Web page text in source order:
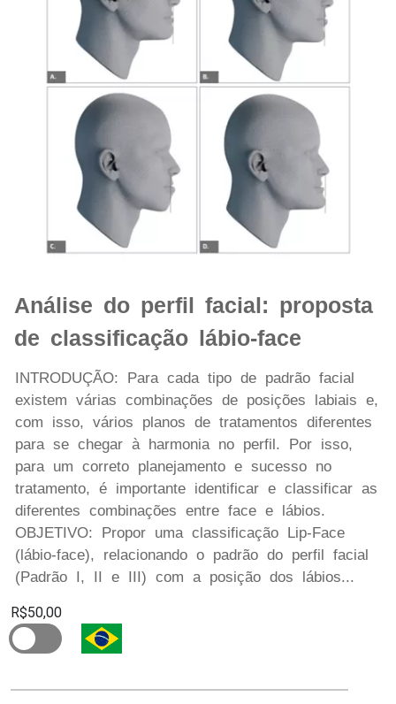
Análise do perfil facial: proposta
de classificação lábio-face
INTRODUÇÃO: Para cada tipo de padrão facial
existem várias combinações de posições labiais e,
com isso, vários planos de tratamentos diferentes
para se chegar à harmonia no perfil. Por isso,
para um correto planejamento e sucesso no
tratamento, é importante identificar e classificar as
diferentes combinações entre face e lábios.
OBJETIVO: Propor uma classificação Lip-Face
(lábio-face), relacionando o padrão do perfil facial
(Padrão I, II e III) com a posição dos lábios...
R$50,00